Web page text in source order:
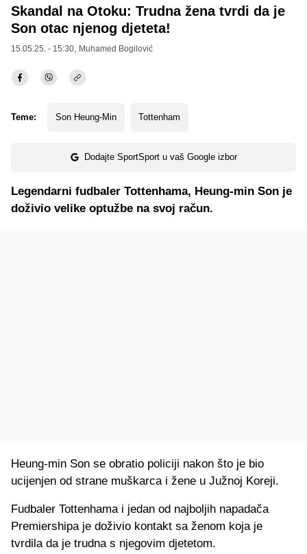
Skandal na Otoku: Trudna žena tvrdi da je
Son otac njenog djeteta!
15.05.25. - 15:30, Muhamed Bogilović
Teme: Son Heung-Min Tottenham
Dodajte SportSport u vaš Google izbor
Legendarni fudbaler Tottenhama, Heung-min Son je
doživio velike optužbe na svoj račun.
Heung-min Son se obratio policiji nakon što je bio
ucijenjen od strane muškarca i žene u Južnoj Koreji.
Fudbaler Tottenhama i jedan od najboljih napadača
Premiershipa je doživio kontakt sa ženom koja je
tvrdila da je trudna s njegovim djetetom.